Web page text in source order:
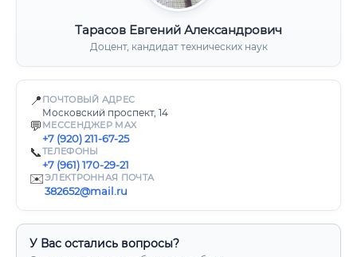
Тарасов Евгений Александрович
Доцент, кандидат технических наук
📍 ПОЧТОВЫЙ АДРЕС
Московский проспект, 14
💬 МЕССЕНДЖЕР MAX
+7 (920) 211-67-25
📞ТЕЛЕФОНЫ
+7 (961) 170-29-21
✉️ЭЛЕКТРОННАЯ ПОЧТА
382652@mail.ru
У Вас остались вопросы?